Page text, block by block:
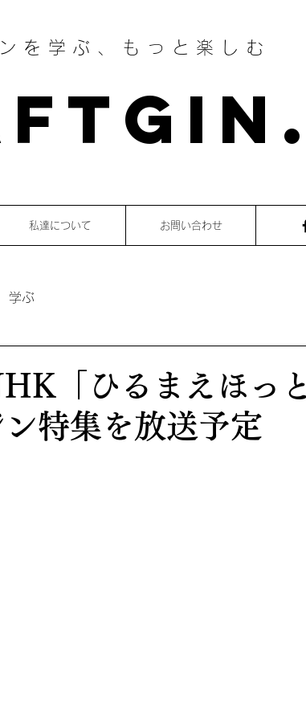
ンを学ぶ、もっと楽しむ
私達について お問い合わせ
学ぶ
「ひるまえほっ
特集を放送予定